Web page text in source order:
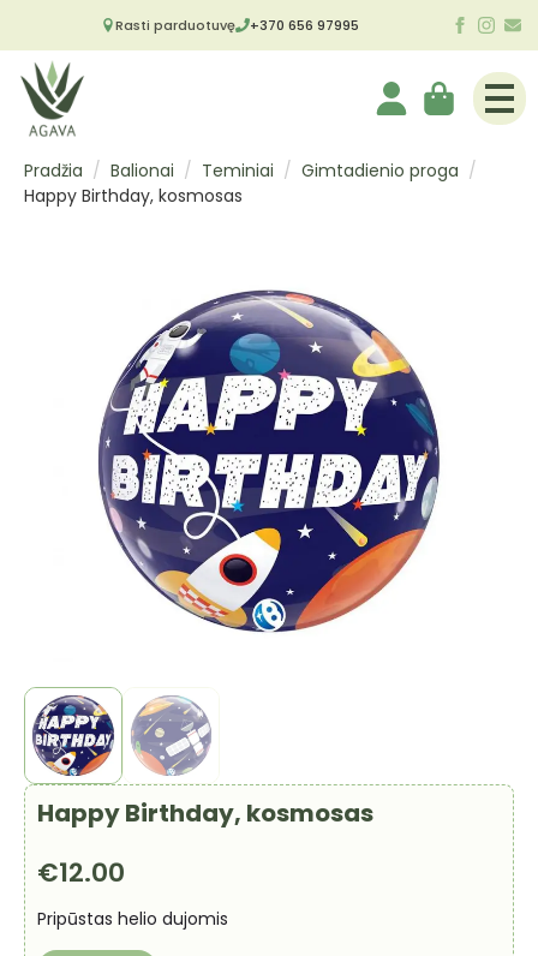
Rasti parduotuvę +370 656 97995
Pradžia Balionai Teminiai
Gimtadienio proga
Happy Birthday, kosmosas
Happy Birthday, kosmosas
€12.00
Pripūstas helio dujomis